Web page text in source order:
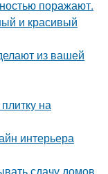
поражают.
и красивый
из вашей
на
интерьера